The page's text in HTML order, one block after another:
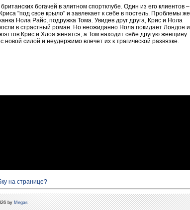
богачей в элитном спортклубе. Один из его клиентов –
"под свое крыло" и завлекает к себе в постель. Проблемы же
Нола Райс, подружка Тома. Увидев друг друга, Крис и Нола
в страстный роман. Но неожиданно Нола покидает Лондон и
Крис и Хлоя женятся, а Том находит себе другую женщину.
новой силой и неудержимо влечет их к трагической развязке.
на странице?
byMegas